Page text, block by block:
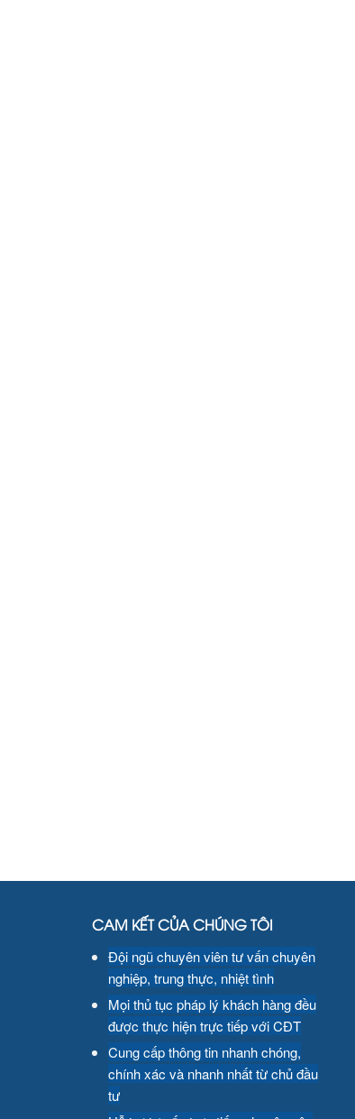
CAM KẾT CỦA CHÚNG TÔI
Đội ngũ chuyên viên tư vấn chuyên
nghiệp, trung thực, nhiệt tình
Mọi thủ tục pháp lý khách hàng đều
được thực hiện trực tiếp với CĐT
Cung cấp thông tin nhanh chóng,
chính xác và nhanh nhất từ chủ đầu
tư